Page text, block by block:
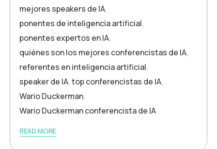
mejores speakers de IA,
ponentes de inteligencia artificial,
ponentes expertos en IA,
quiénes son los mejores conferencistas de IA,
referentes en inteligencia artificial,
speaker de IA,top conferencistas de IA,
Wario Duckerman,
Wario Duckerman conferencista de IA
READ MORE